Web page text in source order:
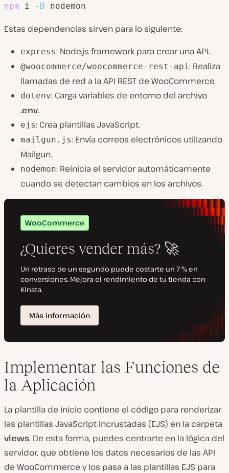
npm i -D nodemon
Estas dependencias sirven para lo siguiente:
express: Node.js framework para crear una API.
@woocommerce/woocommerce-rest-api: Realiza
llamadas de red a la API REST de WooCommerce.
dotenv: Carga variables de entorno del archivo
.env.
ejs: Crea plantillas JavaScript.
mailgun.js: Envía correos electrónicos utilizando
Mailgun.
nodemon: Reinicia el servidor automáticamente
cuando se detectan cambios en los archivos.
Implementar las Funciones de
la Aplicación
La plantilla de inicio contiene el código para renderizar
las plantillas JavaScript incrustadas (EJS) en la carpeta
views. De esta forma, puedes centrarte en la lógica del
servidor, que obtiene los datos necesarios de las API
de WooCommerce y los pasa a las plantillas EJS para